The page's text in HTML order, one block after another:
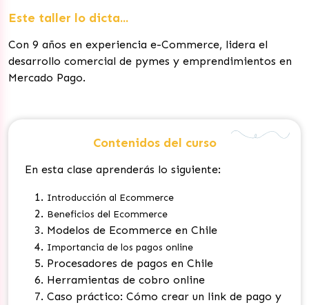
Este taller lo dicta...
Con 9 años en experiencia e-Commerce, lidera el
desarrollo comercial de pymes y emprendimientos en
Mercado Pago.
Contenidos del curso
En esta clase aprenderás lo siguiente:
Introducción al Ecommerce
Beneficios del Ecommerce
Modelos de Ecommerce en Chile
Importancia de los pagos online
Procesadores de pagos en Chile
Herramientas de cobro online
Caso práctico: Cómo crear un link de pago y